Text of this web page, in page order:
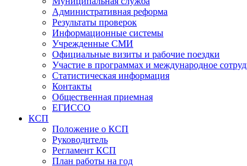
Административная реформа
Результаты проверок
Информационные системы
Учрежденные СМИ
Официальные визиты и рабочие поездки
Участие в программах и международное
Статистическая информация
Контакты
Общественная приемная
ЕГИССО
КСП
Положение о КСП
Руководитель
Регламент КСП
План работы на год